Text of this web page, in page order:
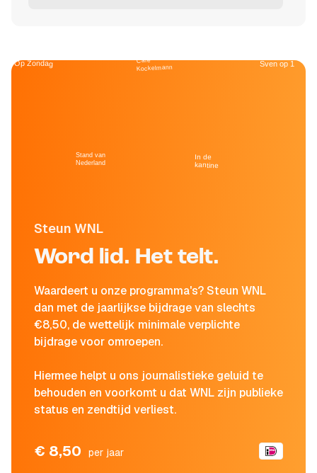
Steun WNL
Word lid. Het telt.
Waardeert u onze programma's? Steun WNL
dan met de jaarlijkse bijdrage van slechts
€8,50, de wettelijk minimale verplichte
bijdrage voor omroepen.
Hiermee helpt u ons journalistieke geluid te
behouden en voorkomt u dat WNL zijn publieke
status en zendtijd verliest.
€ 8,50 per jaar
Op Zondag
Stand van
Nederland
Café
Kockelmann
In de
kantine
Sven op 1